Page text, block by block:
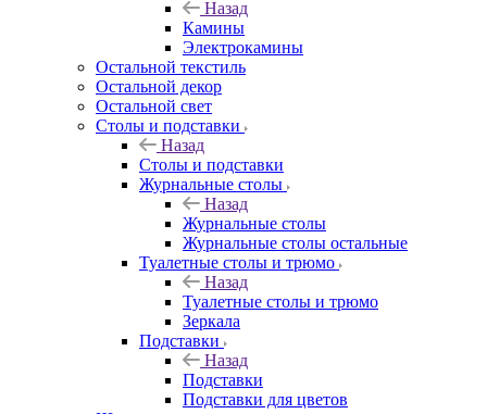
Назад
Камины
Электрокамины
Остальной текстиль
Остальной декор
Остальной свет
Столы и подставки
Назад
Столы и подставки
Журнальные столы
Назад
Журнальные столы
Журнальные столы остальные
Туалетные столы и трюмо
Назад
Туалетные столы и трюмо
Зеркала
Подставки
Назад
Подставки
Подставки для цветов